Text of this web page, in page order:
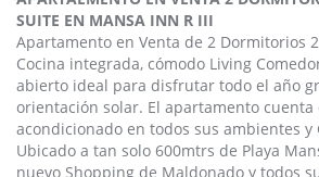
SUITE EN MANSA INN R III
Apartamento en Venta de 2 Dormitorios
Cocina integrada, cómodo Living
abierto ideal para disfrutar todo el año
orientación solar. El apartamento cuenta
acondicionado en todos sus ambientes y
Ubicado a tan solo 600mtrs de Playa
nuevo Shopping de Maldonado y todos